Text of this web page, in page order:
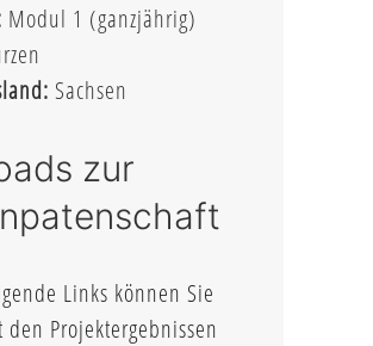
Modul 1 (ganzjährig)
Sachsen
zur
Links können Sie
den Projektergebnissen